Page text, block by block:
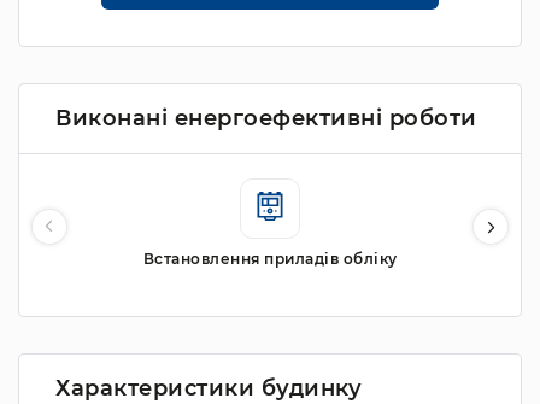
Виконані енергоефективні роботи
Встановлення приладів обліку
Характеристики будинку